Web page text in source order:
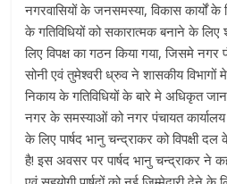
नगरवासियों के जनसमस्या, विकास कार्यों
के गतिविधियों को सकारात्मक बनाने के
लिए विपक्ष का गठन किया गया, जिसमे नगर
सोनी एवं तुमेश्वरी ध्रुव ने शासकीय विभागों
निकाय के गतिविधियों के बारे मे अधिकृत
नगर के समस्याओं को नगर पंचायत कार्यालय
के लिए पार्षद भानु चन्द्राकर को विपक्षी
है! इस अवसर पर पार्षद भानु चन्द्राकर ने